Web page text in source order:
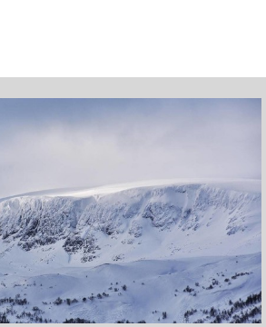
立 即 下 载
收 藏
立 即 下 载
收 藏